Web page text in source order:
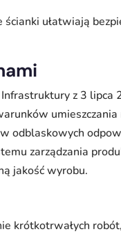
ułatwiają
z 3
odblaskowych
zarządzania
jakość wyrobu.
krótkotrwałych